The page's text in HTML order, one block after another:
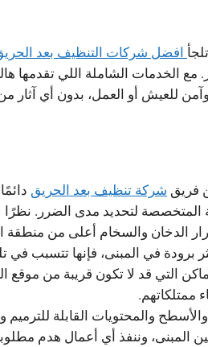
افضل شركات التنظيف بعد
الخدمات الشاملة اللي تقدمها
للعيش أو العمل، بدون أي آثار
فريق شركة تنظيف بعد الحريق
لتحديد مدى الضرر. نظرًا
الدخان والسخام أعلى من منطقة
برودة في المبنى، فإنها تتسبب في
التي قد لا تكون قريبة من موقع
ممتلكاتهم.
والمحتويات القابلة للترميم
المبنى، وننفذ أي أعمال هدم